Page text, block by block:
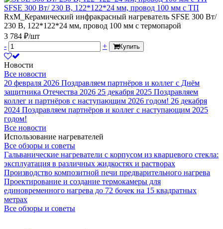
SFSE 300 Вт/ 230 В, 122*122*24 мм, провод 100 мм с ТП
RxM_Керамический инфракрасный нагреватель SFSE 300 Вт/
230 В, 122*122*24 мм, провод 100 мм с термопарой
3 784 ₽/шт
-
+ Купить
Новости
Все новости
20 февраля 2026 Поздравляем партнёров и коллег с Днём
защитника Отечества 2026 25 декабря 2025 Поздравляем
коллег и партнёров с наступающим 2026 годом! 26 декабря
2024 Поздравляем партнёров и коллег с наступающим 2025
годом!
Все новости
Использование нагревателей
Все обзоры и советы
Гальванические нагреватели с корпусом из кварцевого стекла:
эксплуатация в различных жидкостях и растворах
Производство композитной печи предварительного нагрева
Проектирование и создание термокамеры для
единовременного нагрева до 72 бочек на 15 квадратных
метрах
Все обзоры и советы